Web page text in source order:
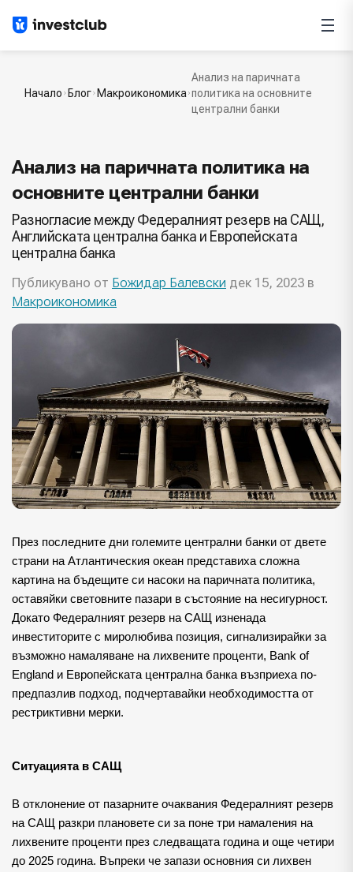
Начало Блог Макроикономика
Анализ на паричната
политика на основните
централни банки
Анализ на паричната политика на
основните централни банки
Разногласие между Федералният резерв на САЩ,
Английската централна банка и Европейската
централна банка
Публикувано от Божидар Балевски дек 15, 2023 в
Макроикономика
През последните дни големите централни банки от двете
страни на Атлантическия океан представиха сложна
картина на бъдещите си насоки на паричната политика,
оставяйки световните пазари в състояние на несигурност.
Докато Федералният резерв на САЩ изненада
инвеститорите с миролюбива позиция, сигнализирайки за
възможно намаляване на лихвените проценти, Bank of
England и Европейската централна банка възприеха по-
предпазлив подход, подчертавайки необходимостта от
рестриктивни мерки.
Ситуацията в САЩ
В отклонение от пазарните очаквания Федералният резерв
на САЩ разкри плановете си за поне три намаления на
лихвените проценти през следващата година и още четири
до 2025 година. Въпреки че запази основния си лихвен